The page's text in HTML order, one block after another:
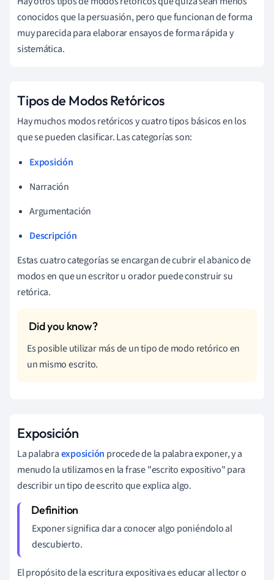
conocidos que la persuasión, pero que funcionan de forma
muy parecida para elaborar ensayos de forma rápida y
sistemática.
Tipos de Modos Retóricos
Hay muchos modos retóricos y cuatro tipos básicos en los
que se pueden clasificar. Las categorías son:
Exposición
Narración
Argumentación
Descripción
Estas cuatro categorías se encargan de cubrir el abanico de
modos en que un escritor u orador puede construir su
retórica.
Es posible utilizar más de un tipo de modo retórico en
un mismo escrito.
Exposición
La palabraexposición procede de la palabra exponer, y a
menudo la utilizamos en la frase "escrito expositivo" para
describir un tipo de escrito que explica algo.
Exponer significa dar a conocer algo poniéndolo al
descubierto.
El propósito de la escritura expositiva es educar al lector o